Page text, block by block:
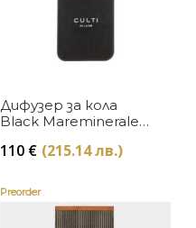
Дифузер за кола
Black Mareminerale
110 € (215.14 лв.)
Preorder